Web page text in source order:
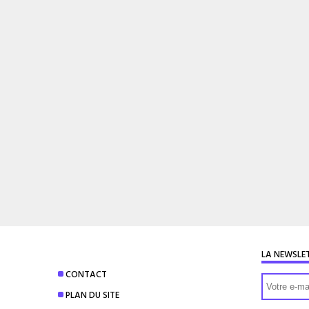
CONTACT
PLAN DU SITE
LA